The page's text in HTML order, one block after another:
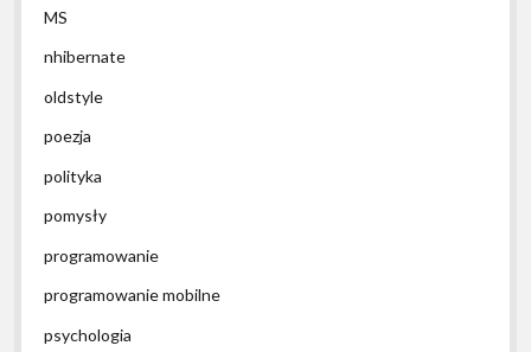
MS
nhibernate
oldstyle
poezja
polityka
pomysły
programowanie
programowanie mobilne
psychologia